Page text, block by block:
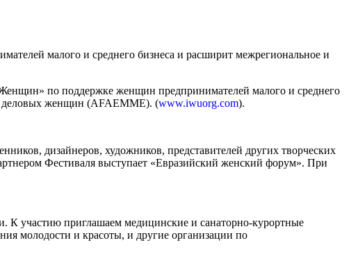
малого и среднего бизнеса и расширит межрегиональное и
по поддержке женщин предпринимателей малого и среднего
деловых женщин (AFAEMME). (www.iwuorg.com).
дизайнеров, художников, представителей других творческих
Фестиваля выступает «Евразийский женский форум». При
К участию приглашаем медицинские и санаторно-курортные
молодости и красоты, и другие организации по